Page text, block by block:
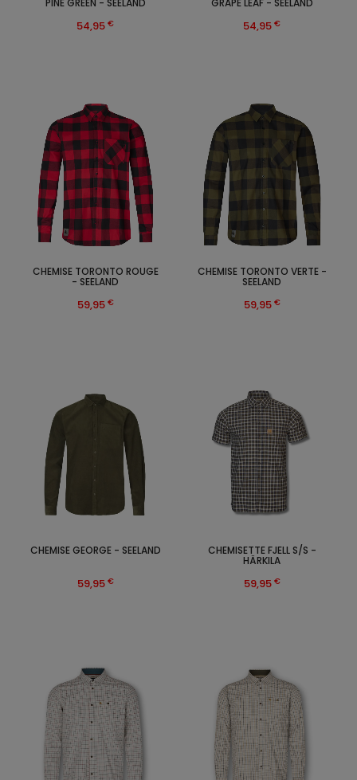
CHEMISE TORONTO ROUGE
- SEELAND
59,95 €
CHEMISE TORONTO VERTE -
SEELAND
59,95 €
CHEMISE GEORGE - SEELAND
59,95 €
CHEMISETTE FJELL S/S -
HÄRKILA
59,95 €
PINE GREEN - SEELAND
54,95 €
GRAPE LEAF - SEELAND
54,95 €